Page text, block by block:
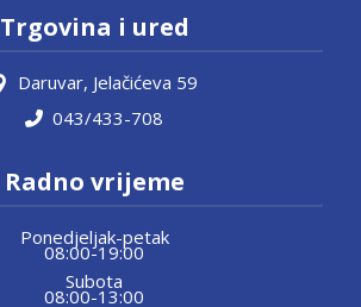
Trgovina i ured
Daruvar, Jelačićeva 59
043/433-708
Radno vrijeme
Ponedjeljak-petak
08:00-19:00
Subota
08:00-13:00